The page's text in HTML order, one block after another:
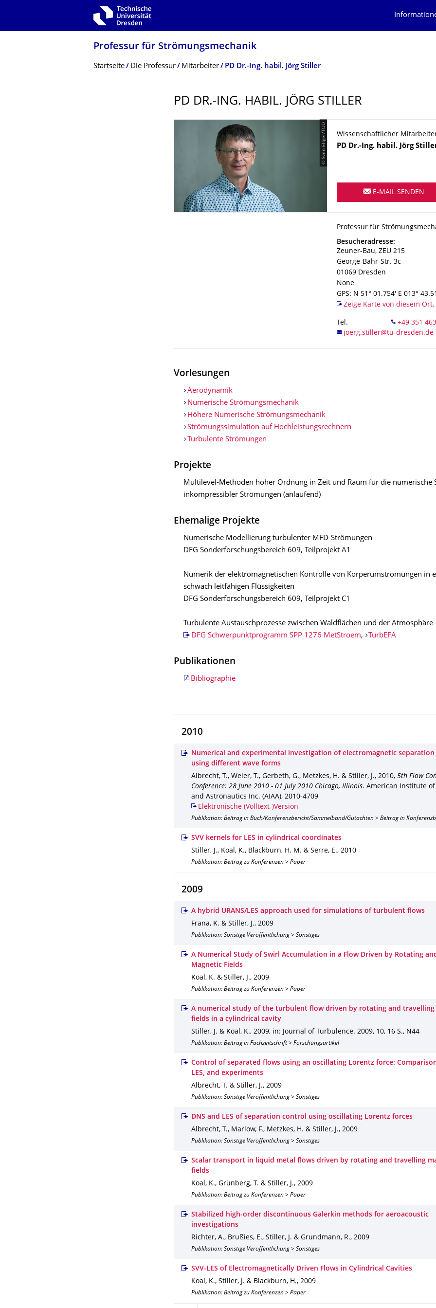
Zur Hauptnavigation springen
Professur für Strömungsmechanik
Breadcrumb-Menü
Startseite Die Professur Mitarbeiter PD Dr.-Ing. habil. Jörg Stiller
PD DR.-ING. HABIL. JÖRG STILLER
© Sven Ellger/TUD
Wissenschaftlicher
Name
PD Dr.-Ing. habil. Jörg
E-MAIL SENDEN
Organisationsname
Professur für
Professur für
Adresse
Besucheradresse:
Zeuner-Bau, ZEU 215
George-Bähr-Str. 3c
01069 Dresden
None
GPS: N 51° 01.754' E 013°
Zeige Karte von diesem Ort.
Tel.
Vorlesungen
Aerodynamik
Numerische Strömungsmechanik
Höhere Numerische Strömungsmechanik
Strömungssimulation auf Hochleistungsrechnern
Turbulente Strömungen
Projekte
Multilevel-Methoden hoher Ordnung in Zeit und Raum für die numerische
inkompressibler Strömungen (anlaufend)
Ehemalige Projekte
Numerische Modellierung turbulenter MFD-Strömungen
DFG Sonderforschungsbereich 609, Teilprojekt A1
Numerik der elektromagnetischen Kontrolle von Körperumströmungen in
schwach leitfähigen Flüssigkeiten
DFG Sonderforschungsbereich 609, Teilprojekt C1
Turbulente Austauschprozesse zwischen Waldflächen und der Atmosphäre
DFG Schwerpunktprogramm SPP 1276 MetStroem, TurbEFA
Publikationen
Bibliographie
2010
Numerical and experimental investigation of electromagnetic separation
using different wave forms
Albrecht, T., Weier, T., Gerbeth, G., Metzkes, H. & Stiller, J., 2010, 5th Flow
Conference: 28 June 2010 - 01 July 2010 Chicago, Illinois. American Institute of
and Astronautics Inc. (AIAA), 2010-4709
Elektronische (Volltext-)Version
Publikation: Beitrag in Buch/Konferenzbericht/Sammelband/Gutachten > Beitrag in
SVV kernels for LES in cylindrical coordinates
Stiller, J., Koal, K., Blackburn, H. M. & Serre, E., 2010
Publikation: Beitrag zu Konferenzen > Paper
2009
A hybrid URANS/LES approach used for simulations of turbulent flows
Frana, K. & Stiller, J., 2009
Publikation: Sonstige Veröffentlichung > Sonstiges
A Numerical Study of Swirl Accumulation in a Flow Driven by Rotating
Magnetic Fields
Koal, K. & Stiller, J., 2009
Publikation: Beitrag zu Konferenzen > Paper
A numerical study of the turbulent flow driven by rotating and travelling
fields in a cylindrical cavity
Stiller, J. & Koal, K., 2009, in: Journal of Turbulence. 2009, 10, 16 S., N44
Publikation: Beitrag in Fachzeitschrift > Forschungsartikel
Control of separated flows using an oscillating Lorentz force:
LES, and experiments
Albrecht, T. & Stiller, J., 2009
Publikation: Sonstige Veröffentlichung > Sonstiges
DNS and LES of separation control using oscillating Lorentz forces
Albrecht, T., Marlow, F., Metzkes, H. & Stiller, J., 2009
Publikation: Sonstige Veröffentlichung > Sonstiges
Scalar transport in liquid metal flows driven by rotating and travelling
fields
Koal, K., Grünberg, T. & Stiller, J., 2009
Publikation: Beitrag zu Konferenzen > Paper
Stabilized high-order discontinuous Galerkin methods for aeroacoustic
investigations
Richter, A., Brußies, E., Stiller, J. & Grundmann, R., 2009
Publikation: Sonstige Veröffentlichung > Sonstiges
SVV-LES of Electromagnetically Driven Flows in Cylindrical Cavities
Koal, K., Stiller, J. & Blackburn, H., 2009
Publikation: Beitrag zu Konferenzen > Paper